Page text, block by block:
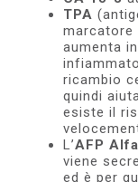
TPA
marcatore
aumenta
ricambio
quindi
esiste il
L’AFP
viene
ed è per